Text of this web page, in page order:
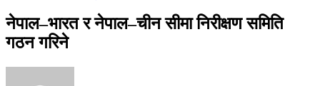
नेपाल–भारत र नेपाल–चीन सीमा निरीक्षण समिति
गठन गरिने